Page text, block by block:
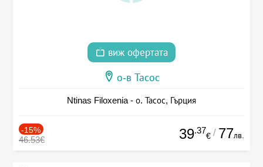
виж офертата
о-в Тасос
Ntinas Filoxenia - о. Тасос, Гърция
-15%
46.53€ 39.37
€ / 77лв.